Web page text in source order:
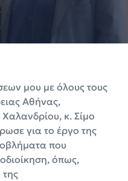
μου με όλους τους
Αθήνας,
κ. Σίμο
για το έργο της
που
όπως,
της